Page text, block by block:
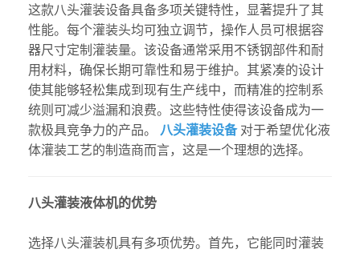
这款八头灌装设备具备多项关键特性，显著提升了其
性能。每个灌装头均可独立调节，操作人员可根据容
器尺寸定制灌装量。该设备通常采用不锈钢部件和耐
用材料，确保长期可靠性和易于维护。其紧凑的设计
使其能够轻松集成到现有生产线中，而精准的控制系
统则可减少溢漏和浪费。这些特性使得该设备成为一
款极具竞争力的产品。 八头灌装设备对于希望优化液
体灌装工艺的制造商而言，这是一个理想的选择。
八头灌装液体机的优势
选择八头灌装机具有多项优势。首先，它能同时灌装